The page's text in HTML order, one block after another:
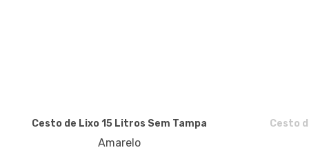
Cesto de Lixo 15 Litros Sem Tampa
Amarelo
Cesto